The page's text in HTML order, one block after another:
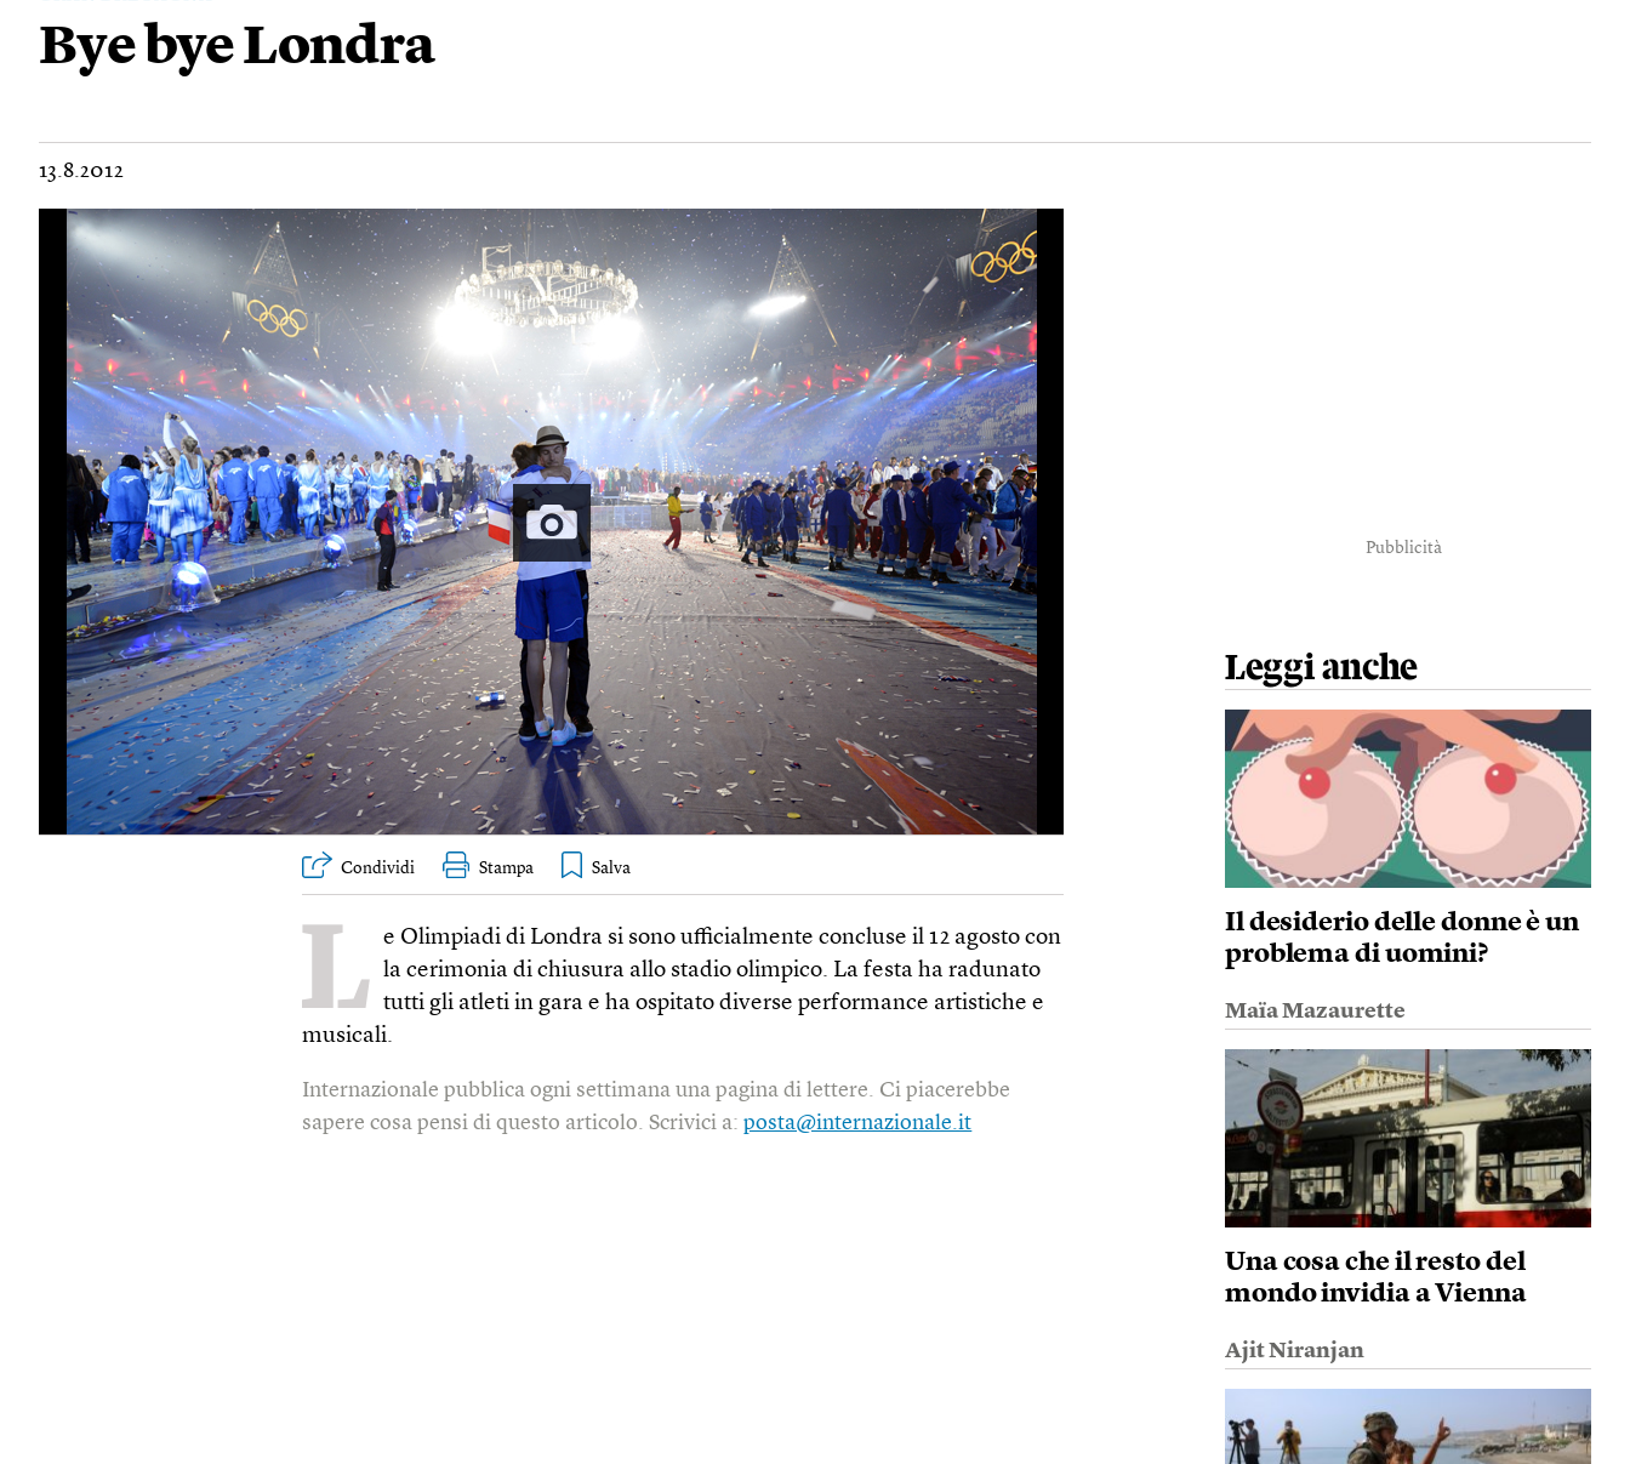
Bye bye Londra
13.8.2012
Condividi Stampa
L e Olimpiadi di Londra si sono ufficialmente concluse il 12 agosto con
la cerimonia di chiusura allo stadio olimpico. La festa ha radunato
tutti gli atleti in gara e ha ospitato diverse performance artistiche e
musicali.
Internazionale pubblica ogni settimana una pagina di lettere. Ci piacerebbe
sapere cosa pensi di questo articolo. Scrivici a:posta@internazionale.it
Pubblicità
Leggi anche
Il desiderio delle donne è un
problema di uomini?
Maïa Mazaurette
Una cosa che il resto del
mondo invidia a Vienna
Ajit Niranjan